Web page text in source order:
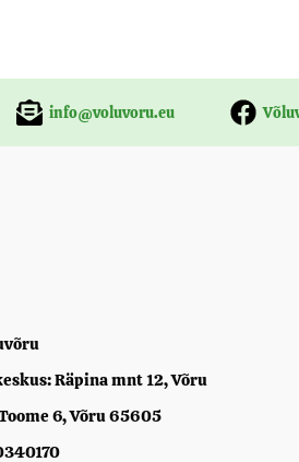
info@voluvoru.eu
Räpina mnt 12, Võru
6, Võru 65605